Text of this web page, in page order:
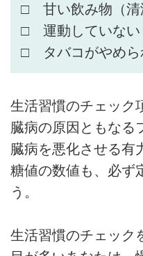
□ 甘い飲み物（清
□ 運動していない
□ タバコがやめら
生活習慣のチェック
臓病の原因ともなる
臓病を悪化させる有
糖値の数値も、必ず
う。
生活習慣のチェック